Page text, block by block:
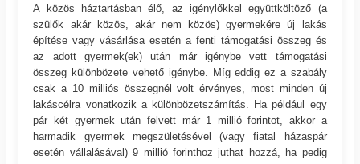
A közös háztartásban élő, az igénylőkkel együttköltöző (a
szülők akár közös, akár nem közös) gyermekére új lakás
építése vagy vásárlása esetén a fenti támogatási összeg és
az adott gyermek(ek) után már igénybe vett támogatási
összeg különbözete vehető igénybe. Míg eddig ez a szabály
csak a 10 milliós összegnél volt érvényes, most minden új
lakáscélra vonatkozik a különbözetszámítás. Ha például egy
pár két gyermek után felvett már 1 millió forintot, akkor a
harmadik gyermek megszületésével (vagy fiatal házaspár
esetén vállalásával) 9 millió forinthoz juthat hozzá, ha pedig